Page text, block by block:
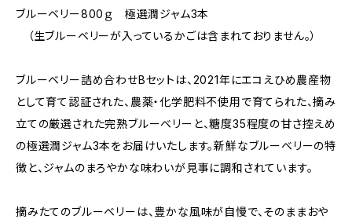
ブルーベリー800ｇ 極選潤ジャム3本
（生ブルーベリーが入っているかごは含まれておりません。）
ブルーベリー詰め合わせBセットは、2021年にエコえひめ農産物
として育て認証された、農薬・化学肥料不使用で育てられた、摘み
立ての厳選された完熟ブルーベリーと、糖度35程度の甘さ控えめ
の極選潤ジャム3本をお届けいたします。新鮮なブルーベリーの特
徴と、ジャムのまろやかな味わいが見事に調和されています。
摘みたてのブルーベリーは、豊かな風味が自慢で、そのままおや